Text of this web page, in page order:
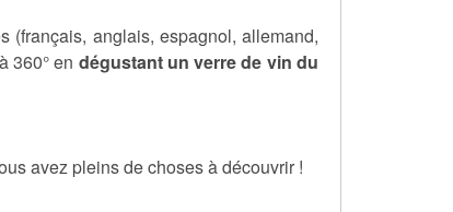
(français, anglais, espagnol, allemand,
360° en dégustant un verre de vin du
avez pleins de choses à découvrir !